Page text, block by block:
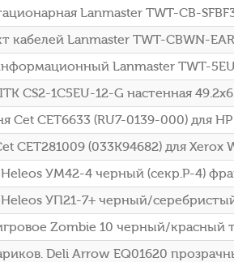
Lanmaster TWT-CB-
кабелей Lanmaster TWT-CBWN-
Lanmaster TWT-
CS2-1C5EU-12-G настенная
Cet CET6633 (RU7-0139-000) для
CET281009 (033K94682) для Xerox
УМ42-4 черный (секр.P-4)
УП21-7+ черный/
Zombie 10 черный/красный
Deli Arrow EQ01620